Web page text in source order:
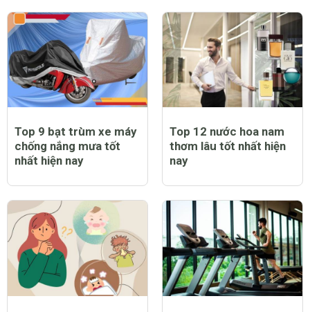
Top 9 bạt trùm xe máy
chống nắng mưa tốt
nhất hiện nay
Top 12 nước hoa nam
thơm lâu tốt nhất hiện
nay